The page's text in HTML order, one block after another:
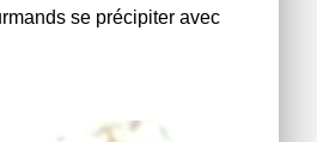
se précipiter avec